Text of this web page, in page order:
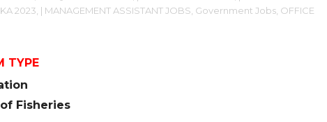
2023, | MANAGEMENT ASSISTANT JOBS, Government Jobs, OFFICE
TYPE
Fisheries